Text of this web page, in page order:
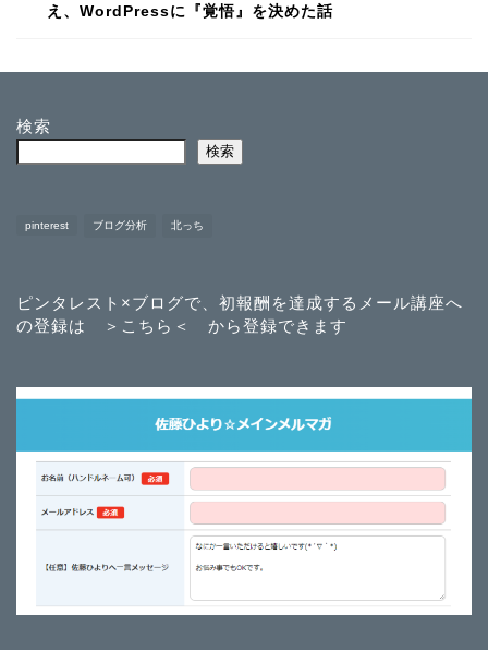
え、WordPressに『覚悟』を決めた話
検索
検索
pinterest ブログ分析 北っち
ピンタレスト×ブログで、初報酬を達成するメール講座へ
の登録は
＞こちら＜ から登録できます